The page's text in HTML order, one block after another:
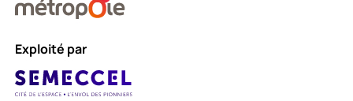
Exploité par